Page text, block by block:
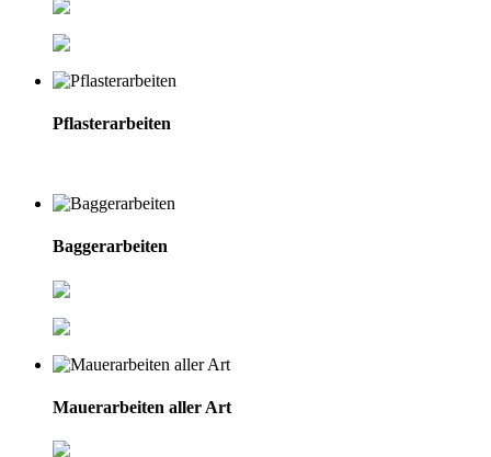
Pflasterarbeiten
Baggerarbeiten
Mauerarbeiten aller Art